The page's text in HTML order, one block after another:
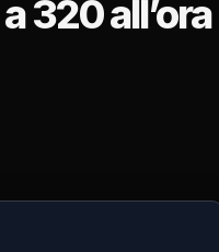
320 all’ora